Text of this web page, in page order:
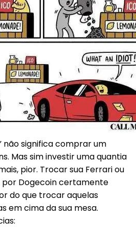
não significa comprar um
Mas sim investir uma quantia
pior. Trocar sua Ferrari ou
Dogecoin certamente
do que trocar aquelas
em cima da sua mesa.